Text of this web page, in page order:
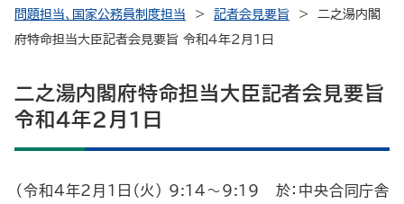
問題担当、国家公務員制度担当
記者会見要旨
二之湯内閣
府特命担当大臣記者会見要旨 令和4年2月1日
二之湯内閣府特命担当大臣記者会見要旨
令和4年2月1日
（令和4年2月1日（火） 9:14～9:19 於：中央合同庁舎